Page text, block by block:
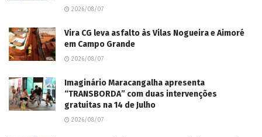
2026/08/07
Vira CG leva asfalto às Vilas Nogueira e Aimoré
em Campo Grande
2026/08/07
Imaginário Maracangalha apresenta
“TRANSBORDA” com duas intervenções
gratuitas na 14 de Julho
2026/08/07